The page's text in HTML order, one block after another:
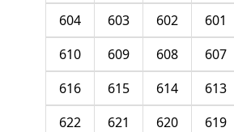
601
602
603
604
607
608
609
610
613
614
615
616
619
620
621
622